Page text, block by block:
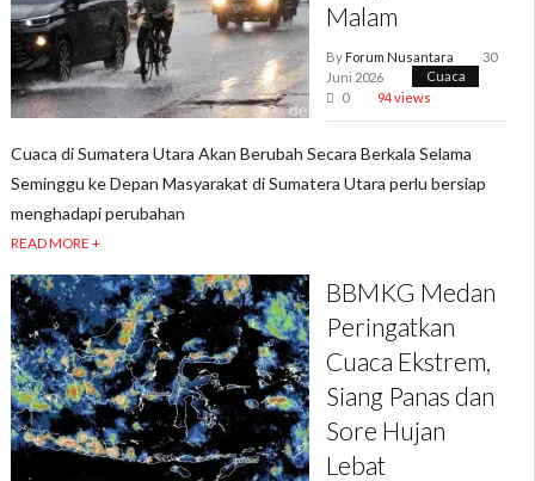
Malam
ByForum Nusantara
30
Juni 2026
Cuaca
0
94 views
Cuaca di Sumatera Utara Akan Berubah Secara Berkala Selama
Seminggu ke Depan Masyarakat di Sumatera Utara perlu bersiap
menghadapi perubahan
READ MORE +
BBMKG Medan
Peringatkan
Cuaca Ekstrem,
Siang Panas dan
Sore Hujan
Lebat